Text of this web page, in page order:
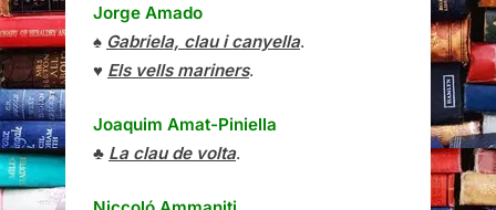
Jorge Amado
♠ Gabriela, clau i canyella.
♥ Els vells mariners.
Joaquim Amat-Piniella
♣ La clau de volta.